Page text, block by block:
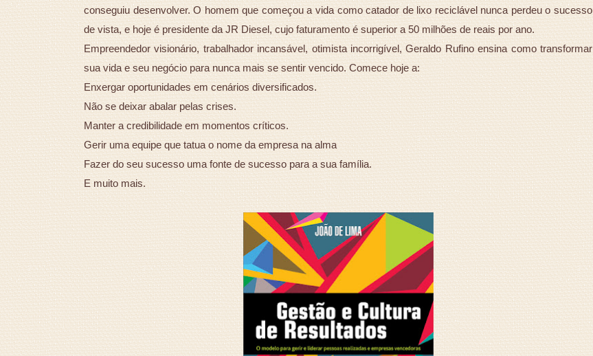
conseguiu desenvolver. O homem que começou a vida como catador de lixo reciclável nunca perdeu o sucesso
de vista, e hoje é presidente da JR Diesel, cujo faturamento é superior a 50 milhões de reais por ano.
Empreendedor visionário, trabalhador incansável, otimista incorrigível, Geraldo Rufino ensina como transformar
sua vida e seu negócio para nunca mais se sentir vencido. Comece hoje a:
Enxergar oportunidades em cenários diversificados.
Não se deixar abalar pelas crises.
Manter a credibilidade em momentos críticos.
Gerir uma equipe que tatua o nome da empresa na alma
Fazer do seu sucesso uma fonte de sucesso para a sua família.
E muito mais.